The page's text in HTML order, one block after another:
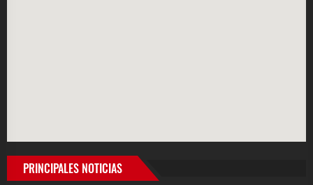
PRINCIPALES NOTICIAS